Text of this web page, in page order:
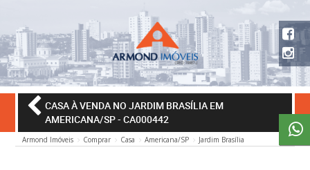
CASA À VENDA NO JARDIM BRASÍLIA EM
AMERICANA/SP- CA000442
Armond Imóveis Comprar Casa Americana/SP Jardim Brasília